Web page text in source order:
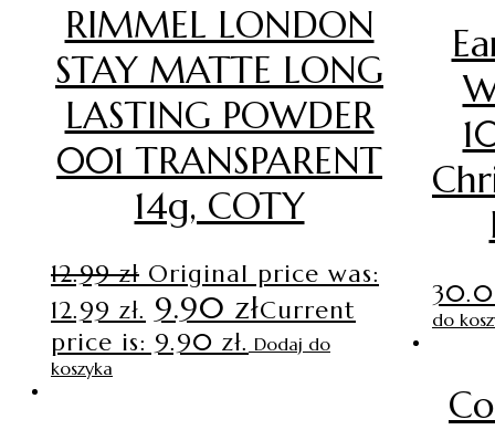
RIMMEL LONDON
STAY MATTE LONG
LASTING POWDER
001 TRANSPARENT
14g, COTY
12.99zł Original price was:
12.99 zł. 9.90 złCurrent
price is: 9.90 zł. Dodaj do
koszyka
do